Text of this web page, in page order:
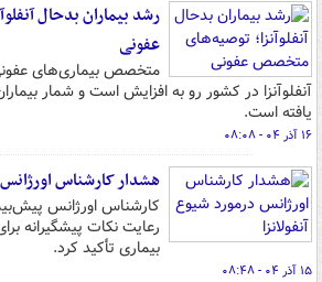
رشد بیماران بدحال
عفونی
متخصص بیماری‌های
آنفلوآنزا در کشور رو به افزایش است و شمار
یافته است.
۱۶ آذر ۰۴ - ۰۸:۰۸
هشدار کارشناس اورژانس
کارشناس اورژانس
رعایت نکات پیشگیرانه
بیماری تأکید کرد.
۱۵ آذر ۰۴ - ۰۸:۴۸